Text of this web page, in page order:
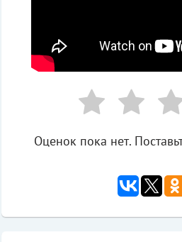
Оценок пока нет.